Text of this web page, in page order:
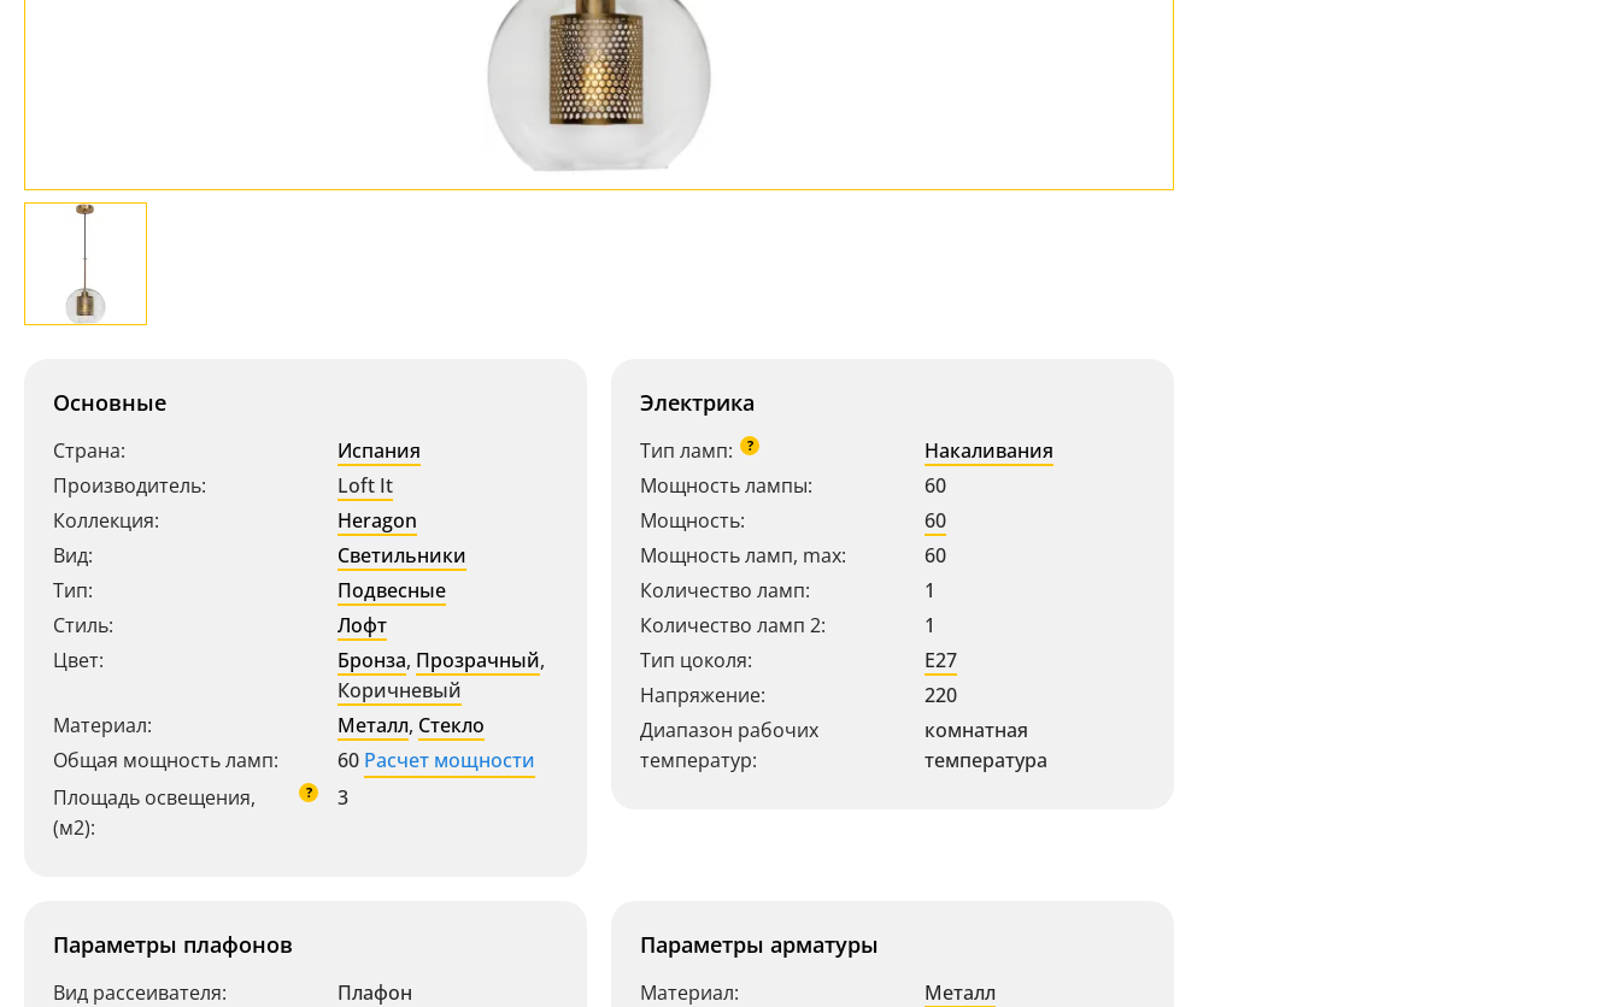
Основные
Страна:
Испания
Производитель:
Loft It
Коллекция:
Heragon
Вид:
Светильники
Тип:
Подвесные
Стиль:
Лофт
Цвет:
Бронза, Прозрачный,
Коричневый
Материал:
Металл, Стекло
Общая мощность ламп:
60 Расчет мощности
Площадь освещения,
(м2):
? 3
Электрика
Тип ламп: ?
Накаливания
Мощность лампы:
60
Мощность:
60
Мощность ламп, max:
60
Количество ламп:
1
Количество ламп 2:
1
Тип цоколя:
E27
Напряжение:
220
Диапазон рабочих
температур:
комнатная
температура
Параметры плафонов
Вид рассеивателя:
Плафон
Параметры арматуры
Материал:
Металл